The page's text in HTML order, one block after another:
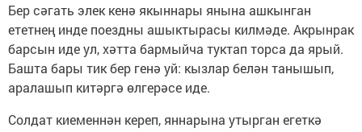
Бер сәгать элек кенә якыннары янына ашкынган
ететнең инде поездны ашыктырасы килмәде. Акрынрак
барсын иде ул, хәтта бармыйча туктап торса да ярый.
Башта бары тик бер генә уй: кызлар белән танышып,
аралашып китәргә өлгерәсе иде.
Солдат киеменнән кереп, яннарына утырган егеткә